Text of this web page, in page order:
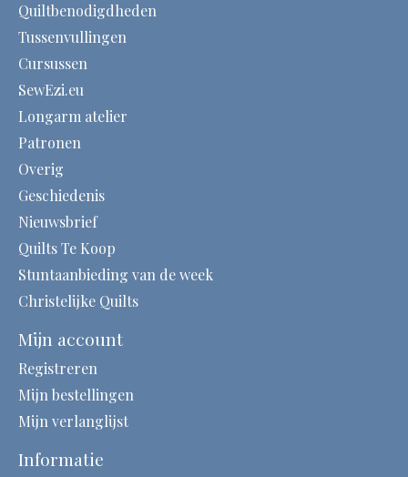
Quiltbenodigdheden
Tussenvullingen
Cursussen
SewEzi.eu
Longarm atelier
Patronen
Overig
Geschiedenis
Nieuwsbrief
Quilts Te Koop
Stuntaanbieding van de week
Christelijke Quilts
Mijn account
Registreren
Mijn bestellingen
Mijn verlanglijst
Informatie